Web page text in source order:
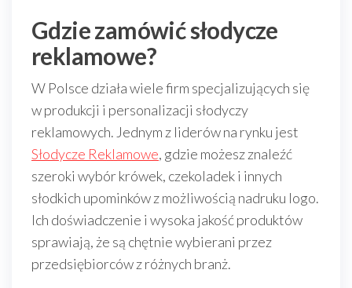
Gdzie zamówić słodycze
reklamowe?
W Polsce działa wiele firm specjalizujących się
w produkcji i personalizacji słodyczy
reklamowych. Jednym z liderów na rynku jest
Słodycze Reklamowe, gdzie możesz znaleźć
szeroki wybór krówek, czekoladek i innych
słodkich upominków z możliwością nadruku logo.
Ich doświadczenie i wysoka jakość produktów
sprawiają, że są chętnie wybierani przez
przedsiębiorców z różnych branż.